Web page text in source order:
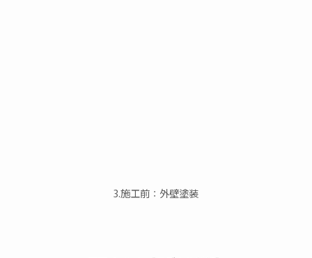
3.施工前：外壁塗装